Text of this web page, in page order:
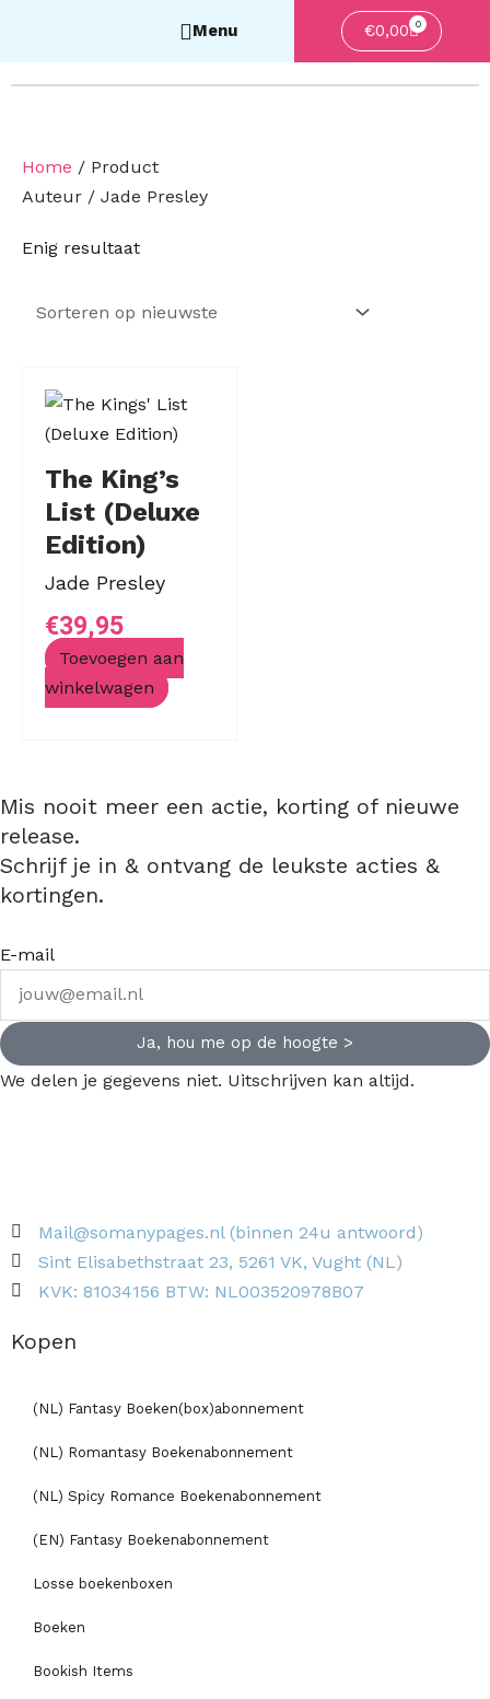
€0,00 0
Home / Product
Auteur / Jade Presley
Enig resultaat
The King’s
List (Deluxe
Edition)
Jade Presley
€39,95
Toevoegen aan
winkelwagen
Mis nooit meer een actie, korting of nieuwe
release.
Schrijf je in & ontvang de leukste acties &
kortingen.
E-mail
Ja, hou me op de hoogte >
We delen je gegevens niet. Uitschrijven kan altijd.
Mail@somanypages.nl (binnen 24u antwoord)
Sint Elisabethstraat 23, 5261 VK, Vught (NL)
KVK: 81034156 BTW: NL003520978B07
Kopen
(NL) Fantasy Boeken(box)abonnement
(NL) Romantasy Boekenabonnement
(NL) Spicy Romance Boekenabonnement
(EN) Fantasy Boekenabonnement
Losse boekenboxen
Boeken
Bookish Items